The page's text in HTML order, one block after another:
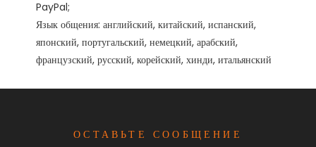
PayPal;
Язык общения: английский, китайский, испанский,
японский, португальский, немецкий, арабский,
ОСТАВЬТЕ СООБЩЕНИЕ